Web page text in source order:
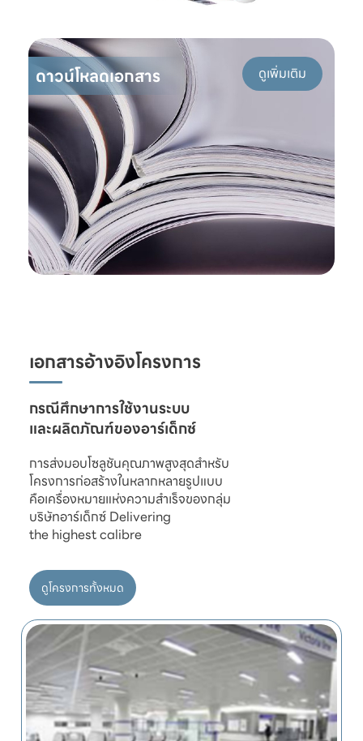
ดาวน์โหลดเอกสาร ดูเพิ่มเติม
เอกสารอ้างอิงโครงการ
และผลิตภัณฑ์ของอาร์เด็กซ์
การส่งมอบโซลูชันคุณภาพสูงสุดสำหรับ
โครงการก่อสร้างในหลากหลายรูปแบบ
คือเครื่องหมายแห่งความสำเร็จของกลุ่ม
บริษัทอาร์เด็กซ์ Delivering
ดูโครงการทั้งหมด